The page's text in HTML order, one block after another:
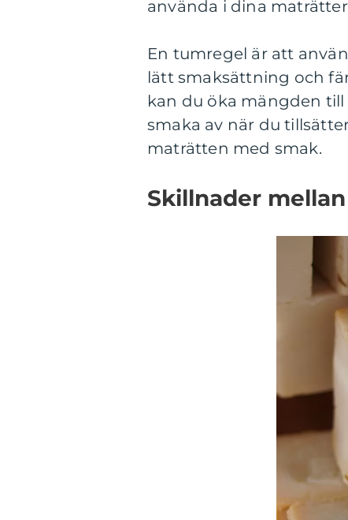
använda i dina
En tumregel är att
lätt smaksättning och
kan du öka mängden
smaka av när du
maträtten med smak.
Skillnader